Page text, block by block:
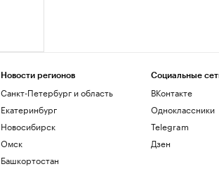
Новости регионов
Санкт-Петербург и область
Екатеринбург
Новосибирск
Омск
Башкортостан
Социальные
ВКонтакте
Одноклассники
Telegram
Дзен